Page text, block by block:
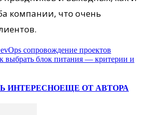
компании, что очень
сопровождение проектов
выбрать блок питания — критерии и
ИНТЕРЕСНОЕЩЕ ОТ АВТОРА